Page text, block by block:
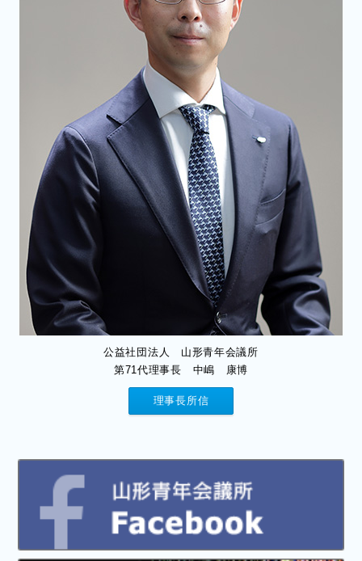
公益社団法人 山形青年会議所
第71代理事長 中嶋 康博
理事長所信